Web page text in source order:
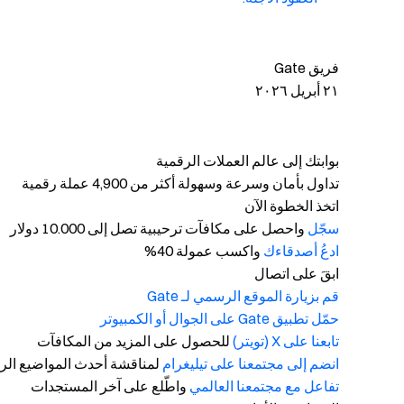
فريق Gate
٢١ أبريل ٢٠٢٦
بوابتك إلى عالم العملات الرقمية
تداول بأمان وسرعة وسهولة أكثر من 4,900 عملة رقمية
اتخذ الخطوة الآن
سجّل واحصل على مكافآت ترحيبية تصل إلى 10.000 دولار
ادعُ أصدقاءك واكسب عمولة 40%
ابقَ على اتصال
قم بزيارة الموقع الرسمي لـ Gate
حمّل تطبيق Gate على الجوال أو الكمبيوتر
تابعنا على X (تويتر)
للحصول على المزيد من المكافآت
انضم إلى مجتمعنا على تيليغرام لمناقشة أحدث المواضيع
تفاعل مع مجتمعنا العالمي واطّلع على آخر المستجدات